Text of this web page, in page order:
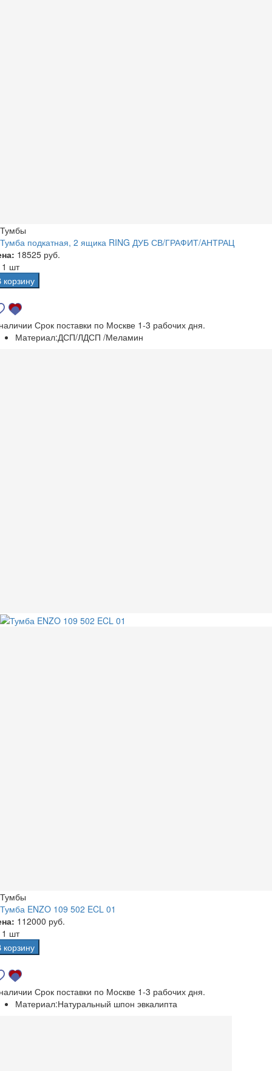
Тумбы
Тумба подкатная, 2 ящика RING ДУБ СВ/ГРАФИТ/АНТРАЦ
18525 руб.
1 шт
корзину
Срок поставки по Москве 1-3 рабочих дня.
Материал:ДСП/ЛДСП /Меламин
Тумбы
Тумба ENZO 109 502 ECL 01
112000 руб.
1 шт
корзину
Срок поставки по Москве 1-3 рабочих дня.
Материал:Натуральный шпон эвкалипта